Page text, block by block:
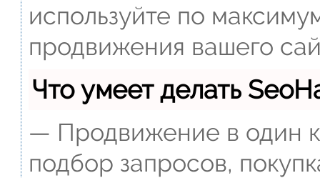
используйте по
продвижения вашего
Что умеет делать
— Продвижение в один
подбор запросов,